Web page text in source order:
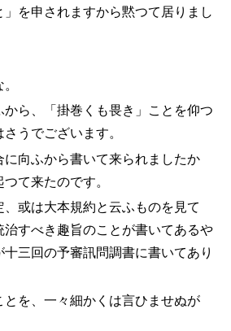
」を申されますから黙つて居りまし
ら、「掛巻くも畏き」ことを仰つ
うでございます。
向ふから書いて来られましたか
て来たのです。
或は大本規約と云ふものを見て
治すべき趣旨のことが書いてあるや
十三回の予審訊問調書に書いてあり
を、一々細かくは言ひませぬが